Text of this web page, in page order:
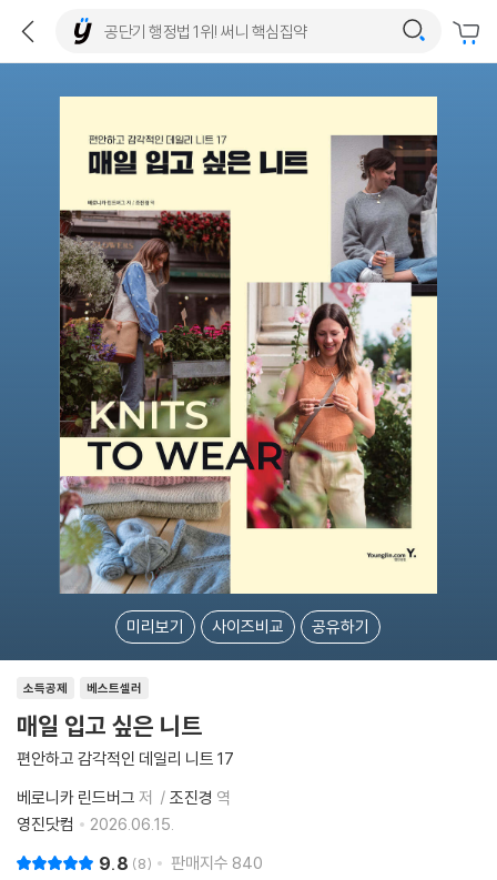
미리보기 사이즈비교 공유하기
소득공제 베스트셀러
매일 입고 싶은 니트
편안하고 감각적인 데일리 니트 17
베로니카 린드버그 저 조진경 역
영진닷컴
2026.06.15.
9.8 8 판매지수 840